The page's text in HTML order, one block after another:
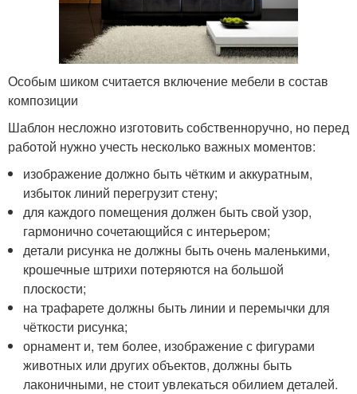
Особым шиком считается включение мебели в состав
композиции
Шаблон несложно изготовить собственноручно, но перед
работой нужно учесть несколько важных моментов:
изображение должно быть чётким и аккуратным,
избыток линий перегрузит стену;
для каждого помещения должен быть свой узор,
гармонично сочетающийся с интерьером;
детали рисунка не должны быть очень маленькими,
крошечные штрихи потеряются на большой
плоскости;
на трафарете должны быть линии и перемычки для
чёткости рисунка;
орнамент и, тем более, изображение с фигурами
животных или других объектов, должны быть
лаконичными, не стоит увлекаться обилием деталей.